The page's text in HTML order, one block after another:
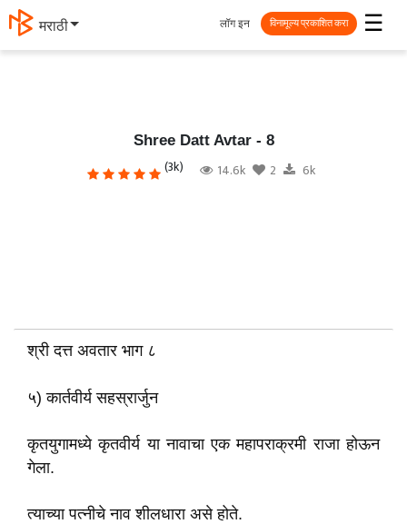
தமிழ் ☰
लॉग इन विनामूल्य प्रकाशित करा
Shree Datt Avtar - 8
(3k) 14.6k 2 6k
श्री दत्त अवतार भाग ८
५) कार्तवीर्य सहस्रार्जुन
कृतयुगामध्ये कृतवीर्य या नावाचा एक महापराक्रमी राजा होऊन
गेला.
त्याच्या पत्नीचे नाव शीलधारा असे होते.